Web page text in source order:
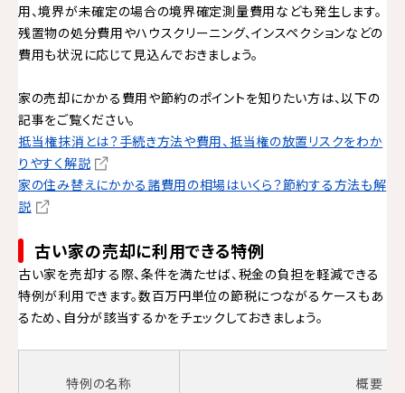
用、境界が未確定の場合の境界確定測量費用なども発生します。
残置物の処分費用やハウスクリーニング、インスペクションなどの
費用も状況に応じて見込んでおきましょう。
家の売却にかかる費用や節約のポイントを知りたい方は、以下の
記事をご覧ください。
抵当権抹消とは？手続き方法や費用、抵当権の放置リスクをわか
りやすく解説
家の住み替えにかかる諸費用の相場はいくら？節約する方法も解
説
古い家の売却に利用できる特例
古い家を売却する際、条件を満たせば、税金の負担を軽減できる
特例が利用できます。数百万円単位の節税につながるケースもあ
るため、自分が該当するかをチェックしておきましょう。
特例の名称 概要